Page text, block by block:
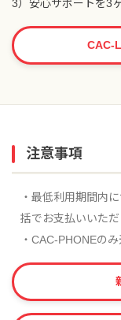
3）安心サポートを3
CAC-
注意事項
・最低利用期間内
括でお支払いいただ
・CAC-PHONEの